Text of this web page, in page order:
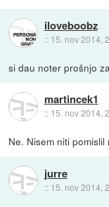
iloveboobz
:: 15. nov 2014,
si dau noter prošnjo
martincek1
:: 15. nov 2014,
Ne. Nisem niti pomislil
jurre
:: 15. nov 2014,